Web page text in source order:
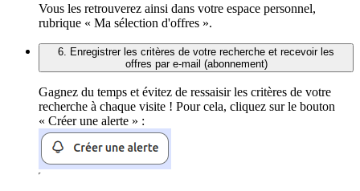
Vous les retrouverez ainsi dans votre espace personnel,
rubrique « Ma sélection d'offres ».
6. Enregistrer les critères de votre recherche et recevoir les
offres par e-mail (abonnement)
Gagnez du temps et évitez de ressaisir les critères de votre
recherche à chaque visite ! Pour cela, cliquez sur le bouton
« Créer une alerte » :